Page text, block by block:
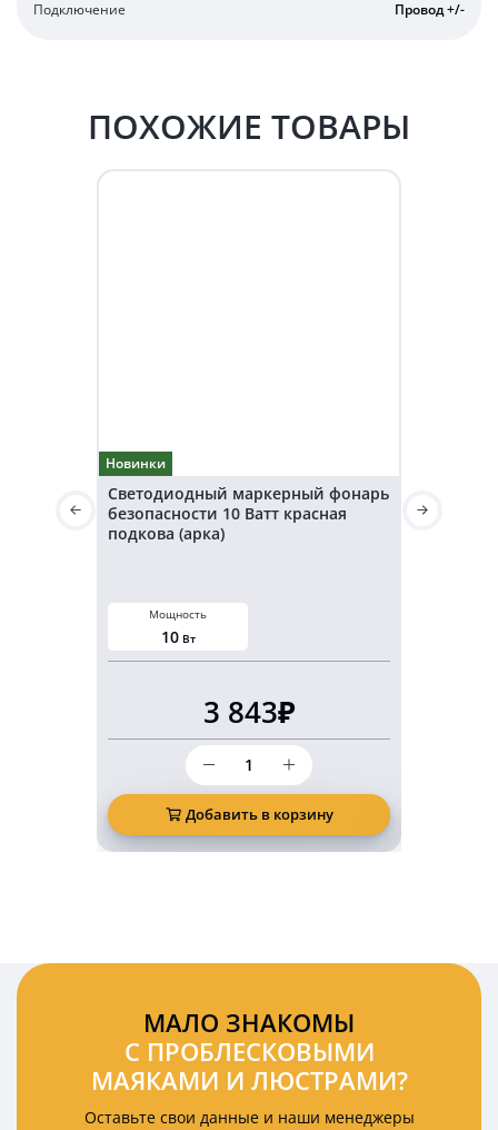
Подключение Провод +/-
ПОХОЖИЕ ТОВАРЫ
Новинки
Светодиодный маркерный фонарь
безопасности 10 Ватт красная
подкова (арка)
Мощность
10 Вт
3 843₽
Количество
товара
Светодиодный
маркерный
фонарь
безопасности
Добавить в корзину
МАЛО ЗНАКОМЫ
С ПРОБЛЕСКОВЫМИ
МАЯКАМИ И ЛЮСТРАМИ?
Оставьте свои данные и наши менеджеры